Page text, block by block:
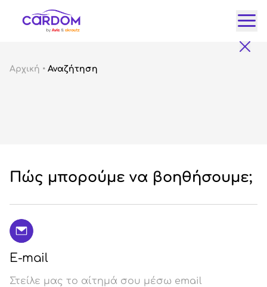
Αρχική • Αναζήτηση
Πώς μπορούμε να βοηθήσουμε;
E-mail
Στείλε μας το αίτημά σου μέσω email